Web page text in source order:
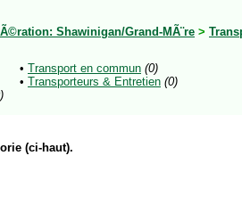
Shawinigan/Grand-MÃ¨re >
• Transport en commun (0)
• Transporteurs & Entretien (0)
(ci-haut).